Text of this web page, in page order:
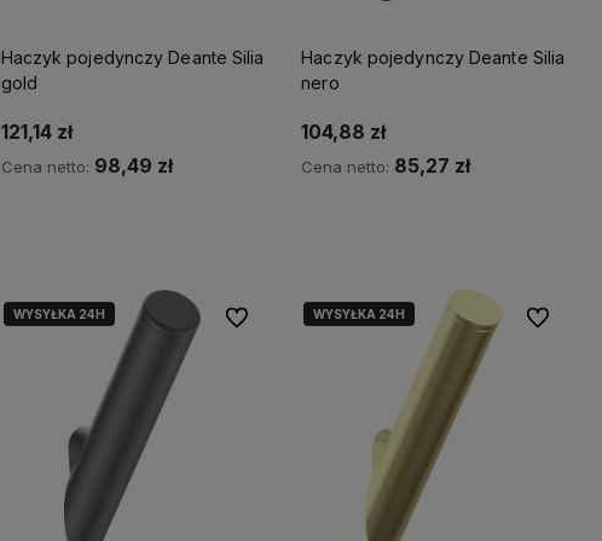
Haczyk pojedynczy Deante Silia
gold
121,14 zł
Cena netto: 98,49 zł
Haczyk pojedynczy Deante Silia
nero
104,88 zł
Cena netto: 85,27 zł
WYSYŁKA 24H Do ulubionychWYSYŁKA 24H Do